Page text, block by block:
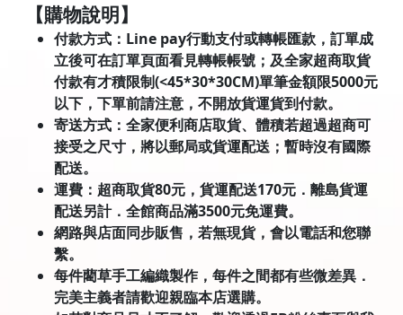
【購物說明】
付款方式：Line pay行動支付或轉帳匯款，訂單成
立後可在訂單頁面看見轉帳帳號；及全家超商取貨
付款有才積限制(<45*30*30CM)單筆金額限5000元
以下，下單前請注意，不開放貨運貨到付款。
寄送方式：全家便利商店取貨、體積若超過超商可
接受之尺寸，將以郵局或貨運配送；暫時沒有國際
配送。
運費：超商取貨80元，貨運配送170元．離島貨運
配送另計．全館商品滿3500元免運費。
網路與店面同步販售，若無現貨，會以電話和您聯
繫。
每件藺草手工編織製作，每件之間都有些微差異．
完美主義者請歡迎親臨本店選購。